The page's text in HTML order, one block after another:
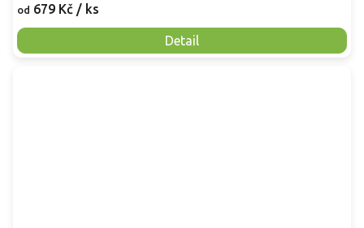
od 679 Kč / ks
Detail